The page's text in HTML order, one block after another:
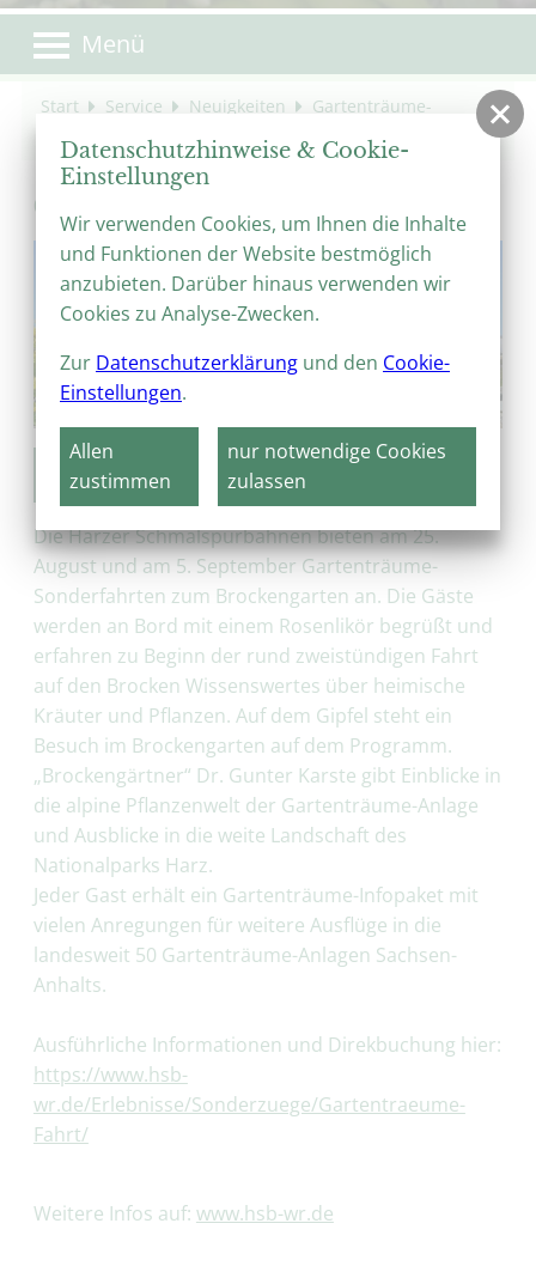
Menü
Start Service Neuigkeiten
Gartenträume-
Sonderfahrten zum Brocken
03.08.2021
Gartenträume-Sonderfahrten zum
Brocken
Die Harzer Schmalspurbahnen bieten am 25.
August und am 5. September Gartenträume-
Sonderfahrten zum Brockengarten an. Die Gäste
werden an Bord mit einem Rosenlikör begrüßt und
erfahren zu Beginn der rund zweistündigen Fahrt
auf den Brocken Wissenswertes über heimische
Kräuter und Pflanzen. Auf dem Gipfel steht ein
Besuch im Brockengarten auf dem Programm.
„Brockengärtner“ Dr. Gunter Karste gibt Einblicke in
die alpine Pflanzenwelt der Gartenträume-Anlage
und Ausblicke in die weite Landschaft des
Nationalparks Harz.
Jeder Gast erhält ein Gartenträume-Infopaket mit
vielen Anregungen für weitere Ausflüge in die
landesweit 50 Gartenträume-Anlagen Sachsen-
Anhalts.
Ausführliche Informationen und Direkbuchung hier:
https://www.hsb-
wr.de/Erlebnisse/Sonderzuege/Gartentraeume-
Fahrt/
Weitere Infos auf: www.hsb-wr.de
Datenschutzhinweise & Cookie-
Einstellungen
Wir verwenden Cookies, um Ihnen die Inhalte
und Funktionen der Website bestmöglich
anzubieten. Darüber hinaus verwenden wir
Cookies zu Analyse-Zwecken.
Zur Datenschutzerklärung und den Cookie-
Einstellungen.
Allen
zustimmen
nur notwendige Cookies
zulassen